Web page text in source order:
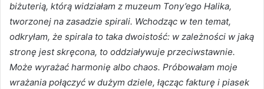
biżuterią, którą widziałam z muzeum Tony’ego Halika,
tworzonej na zasadzie spirali. Wchodząc w ten temat,
odkryłam, że spirala to taka dwoistość: w zależności w jaką
stronę jest skręcona, to oddziaływuje przeciwstawnie.
Może wyrażać harmonię albo chaos. Próbowałam moje
wrażania połączyć w dużym dziele, łącząc fakturę i piasek